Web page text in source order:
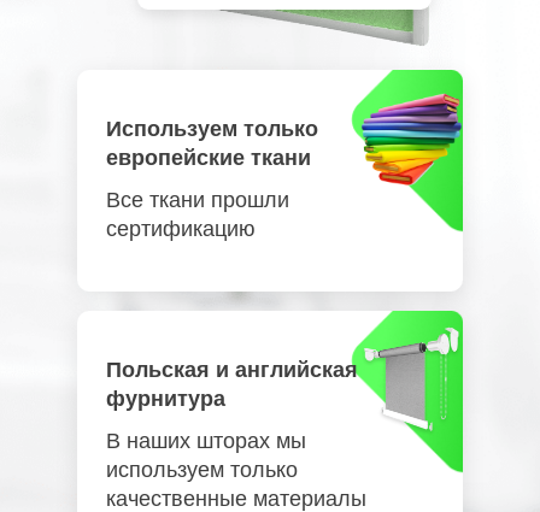
Используем только
европейские ткани
Все ткани прошли
сертификацию
Польская и английская
фурнитура
В наших шторах мы
используем только
качественные материалы